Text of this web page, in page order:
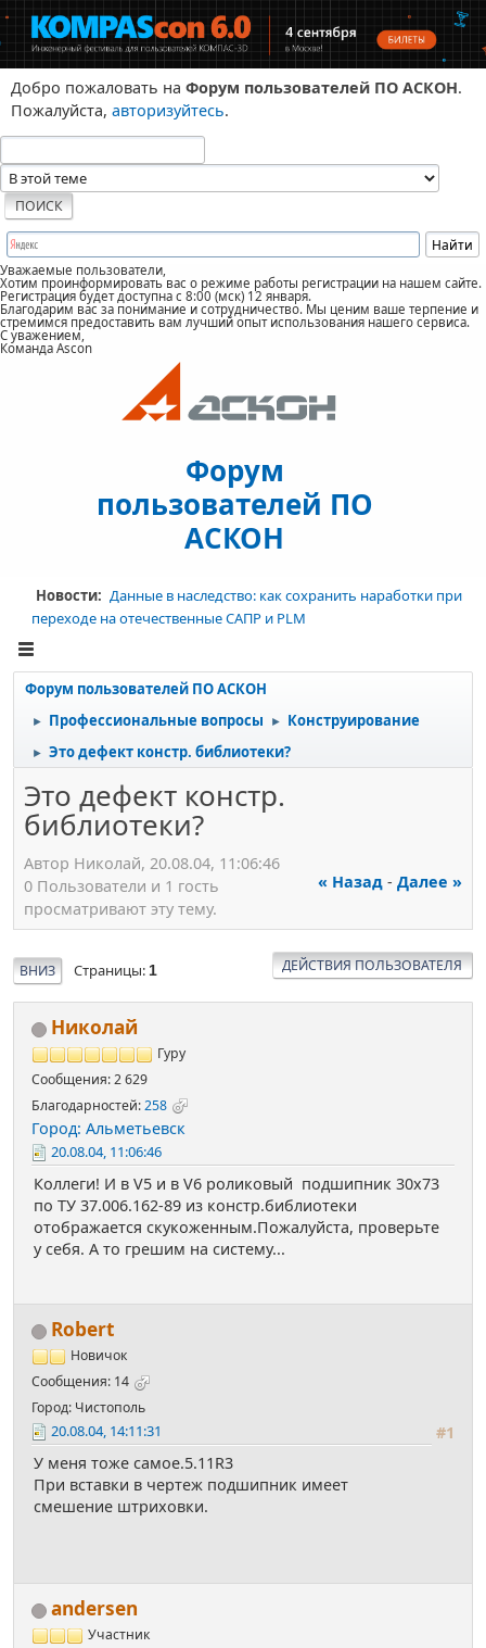
Добро пожаловать на Форум пользователей ПО АСКОН.
Пожалуйста, авторизуйтесь.
Уважаемые пользователи,
Хотим проинформировать вас о режиме работы регистрации на нашем сайте.
Регистрация будет доступна с 8:00 (мск) 12 января.
Благодарим вас за понимание и сотрудничество. Мы ценим ваше терпение и
стремимся предоставить вам лучший опыт использования нашего сервиса.
С уважением,
Команда Ascon
Форум
пользователей ПО
АСКОН
Новости: Данные в наследство: как сохранить наработки при
переходе на отечественные САПР и PLM
Форум пользователей ПО АСКОН
► Профессиональные вопросы ► Конструирование
► Это дефект констр. библиотеки?
Это дефект констр.
библиотеки?
Автор Николай, 20.08.04, 11:06:46
« Назад - Далее »
0 Пользователи и 1 гость
просматривают эту тему.
ВНИЗ Страницы 1 ДЕЙСТВИЯ ПОЛЬЗОВАТЕЛЯ
Николай
Гуру
Сообщения: 2 629
Благодарностей:258
Город: Альметьевск
20.08.04, 11:06:46
Коллеги! И в V5 и в V6 роликовый подшипник 30х73
по ТУ 37.006.162-89 из констр.библиотеки
отображается скукоженным.Пожалуйста, проверьте
у себя. А то грешим на систему...
Robert
Новичок
Сообщения: 14
Город: Чистополь
#1
20.08.04, 14:11:31
У меня тоже самое.5.11R3
При вставки в чертеж подшипник имеет
смешение штриховки.
andersen
Участник